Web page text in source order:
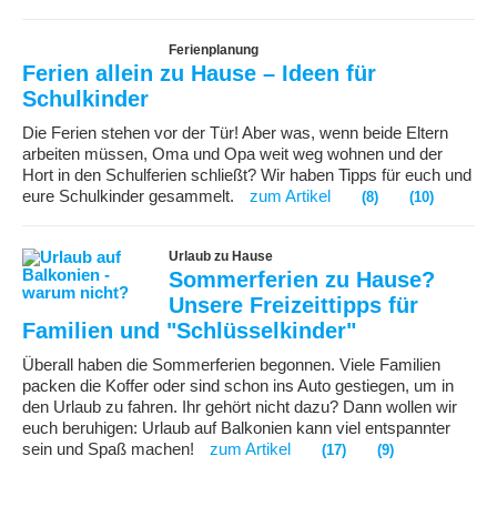
Ferienplanung
Ferien allein zu Hause – Ideen für
Schulkinder
Die Ferien stehen vor der Tür! Aber was, wenn beide Eltern
arbeiten müssen, Oma und Opa weit weg wohnen und der
Hort in den Schulferien schließt? Wir haben Tipps für euch und
eure Schulkinder gesammelt.
zum Artikel (8) (10)
Urlaub zu Hause
Sommerferien zu Hause?
Unsere Freizeittipps für
Familien und "Schlüsselkinder"
Überall haben die Sommerferien begonnen. Viele Familien
packen die Koffer oder sind schon ins Auto gestiegen, um in
den Urlaub zu fahren. Ihr gehört nicht dazu? Dann wollen wir
euch beruhigen: Urlaub auf Balkonien kann viel entspannter
sein und Spaß machen!
zum Artikel (17) (9)